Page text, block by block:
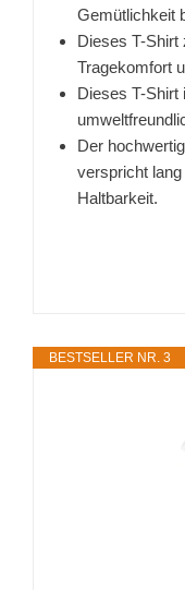
Gemütlichkeit
Dieses T-Shirt
Tragekomfort
Dieses T-Shirt
Der
verspricht
Haltbarkeit.
BESTSELLER NR. 3